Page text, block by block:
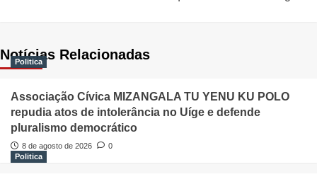
Notícias Relacionadas
Politica
Associação Cívica MIZANGALA TU YENU KU POLO
repudia atos de intolerância no Uíge e defende
pluralismo democrático
8 de agosto de 2026
0
Politica